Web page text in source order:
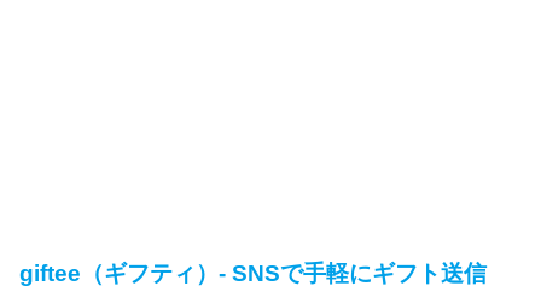
giftee（ギフティ）- SNSで手軽にギフト送信